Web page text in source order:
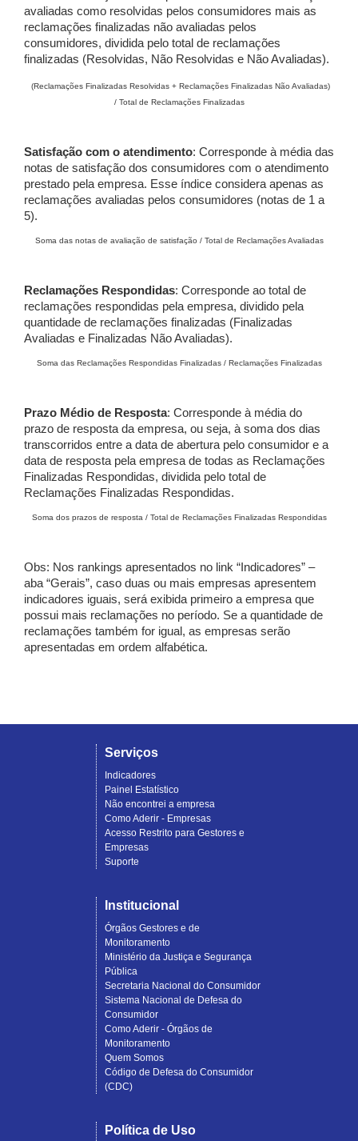
avaliadas como resolvidas pelos consumidores mais as
reclamações finalizadas não avaliadas pelos
consumidores, dividida pelo total de reclamações
finalizadas (Resolvidas, Não Resolvidas e Não Avaliadas).
(Reclamações Finalizadas Resolvidas + Reclamações Finalizadas Não Avaliadas)
/ Total de Reclamações Finalizadas
Satisfação com o atendimento: Corresponde à média das
notas de satisfação dos consumidores com o atendimento
prestado pela empresa. Esse índice considera apenas as
reclamações avaliadas pelos consumidores (notas de 1 a
5).
Soma das notas de avaliação de satisfação / Total de Reclamações Avaliadas
Reclamações Respondidas: Corresponde ao total de
reclamações respondidas pela empresa, dividido pela
quantidade de reclamações finalizadas (Finalizadas
Avaliadas e Finalizadas Não Avaliadas).
Soma das Reclamações Respondidas Finalizadas / Reclamações Finalizadas
Prazo Médio de Resposta: Corresponde à média do
prazo de resposta da empresa, ou seja, à soma dos dias
transcorridos entre a data de abertura pelo consumidor e a
data de resposta pela empresa de todas as Reclamações
Finalizadas Respondidas, dividida pelo total de
Reclamações Finalizadas Respondidas.
Soma dos prazos de resposta / Total de Reclamações Finalizadas Respondidas
Obs: Nos rankings apresentados no link “Indicadores” –
aba “Gerais”, caso duas ou mais empresas apresentem
indicadores iguais, será exibida primeiro a empresa que
possui mais reclamações no período. Se a quantidade de
reclamações também for igual, as empresas serão
apresentadas em ordem alfabética.
Serviços
Indicadores
Painel Estatístico
Não encontrei a empresa
Como Aderir - Empresas
Acesso Restrito para Gestores e
Empresas
Suporte
Institucional
Órgãos Gestores e de
Monitoramento
Ministério da Justiça e Segurança
Pública
Secretaria Nacional do Consumidor
Sistema Nacional de Defesa do
Consumidor
Como Aderir - Órgãos de
Monitoramento
Quem Somos
Código de Defesa do Consumidor
(CDC)
Política de Uso